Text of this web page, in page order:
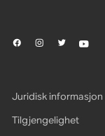
Juridisk informasjon
Tilgjengelighet